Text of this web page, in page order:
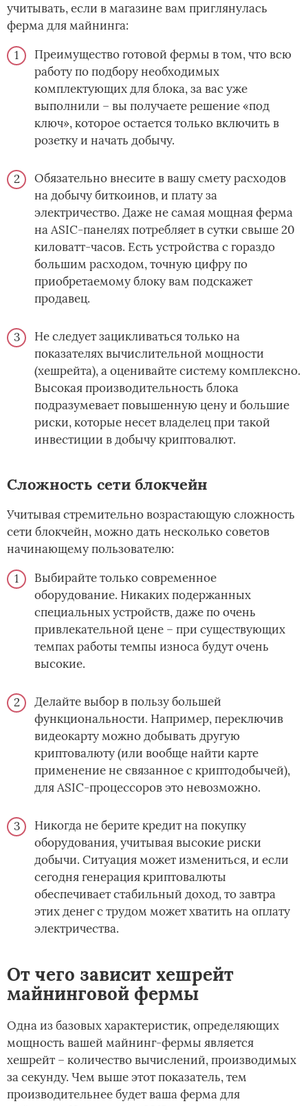
учитывать, если в магазине вам приглянулась
ферма для майнинга:
Преимущество готовой фермы в том, что всю
работу по подбору необходимых
комплектующих для блока, за вас уже
выполнили – вы получаете решение «под
ключ», которое остается только включить в
розетку и начать добычу.
Обязательно внесите в вашу смету расходов
на добычу биткоинов, и плату за
электричество. Даже не самая мощная ферма
на ASIC-панелях потребляет в сутки свыше 20
киловатт-часов. Есть устройства с гораздо
большим расходом, точную цифру по
приобретаемому блоку вам подскажет
продавец.
Не следует зацикливаться только на
показателях вычислительной мощности
(хешрейта), а оценивайте систему комплексно.
Высокая производительность блока
подразумевает повышенную цену и большие
риски, которые несет владелец при такой
инвестиции в добычу криптовалют.
Сложность сети блокчейн
Учитывая стремительно возрастающую сложность
сети блокчейн, можно дать несколько советов
начинающему пользователю:
Выбирайте только современное
оборудование. Никаких подержанных
специальных устройств, даже по очень
привлекательной цене – при существующих
темпах работы темпы износа будут очень
высокие.
Делайте выбор в пользу большей
функциональности. Например, переключив
видеокарту можно добывать другую
криптовалюту (или вообще найти карте
применение не связанное с криптодобычей),
для ASIC-процессоров это невозможно.
Никогда не берите кредит на покупку
оборудования, учитывая высокие риски
добычи. Ситуация может измениться, и если
сегодня генерация криптовалюты
обеспечивает стабильный доход, то завтра
этих денег с трудом может хватить на оплату
электричества.
От чего зависит хешрейт
майнинговой фермы
Одна из базовых характеристик, определяющих
мощность вашей майнинг-фермы является
хешрейт – количество вычислений, производимых
за секунду. Чем выше этот показатель, тем
производительнее будет ваша ферма для